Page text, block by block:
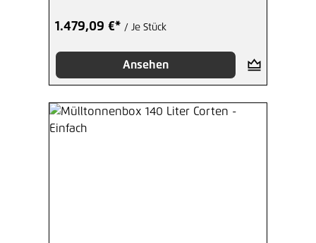
1.479,09 €* / Je Stück
Ansehen